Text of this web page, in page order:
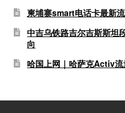
柬埔寨smart电话卡最新
中吉乌铁路吉尔吉斯斯坦
向
哈国上网｜哈萨克Activ